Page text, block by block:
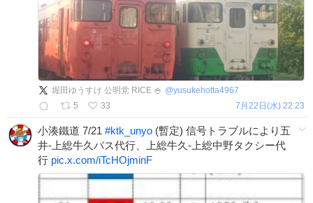
堀田ゆうすけ 公明党 RICE 🍚 @yusukehotta4967
5
33 7月22日(水) 22:23
小湊鐵道 7/21 #ktk_unyo (暫定) 信号トラブルにより五
井-上総牛久バス代行、上総牛久-上総中野タクシー代
行 pic.x.com/iTcHOjminF